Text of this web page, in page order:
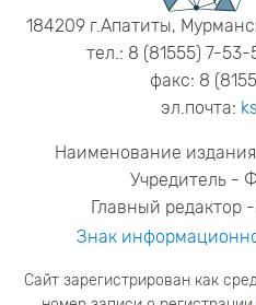
184209 г.Апатиты,
тел.: 8 (81555) 7-
факс: 8
эл.почта:
Наименование
Учредитель -
Главный редактор
Знак
Сайт зарегистрирован как